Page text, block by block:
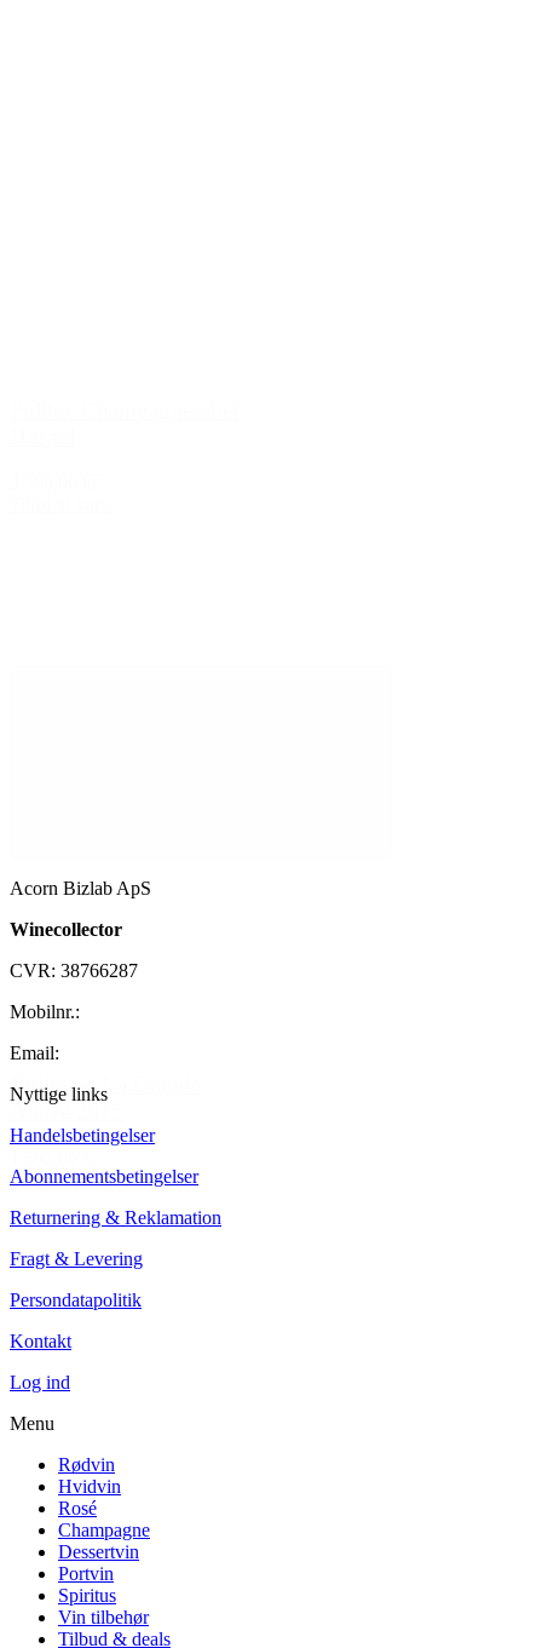
Bollinger La Grande
Année 2015
Tilføj til kurv
Acorn Bizlab ApS
Winecollector
CVR: 38766287
Mobilnr.:
Email:
Nyttige links
Handelsbetingelser
Abonnementsbetingelser
Returnering & Reklamation
Fragt & Levering
Persondatapolitik
Kontakt
Log ind
Menu
Rødvin
Hvidvin
Rosé
Champagne
Dessertvin
Portvin
Spiritus
Vin tilbehør
Tilbud & deals